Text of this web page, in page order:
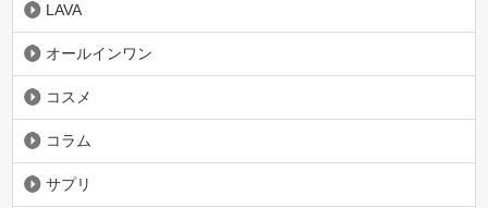
LAVA
オールインワン
コスメ
コラム
サプリ